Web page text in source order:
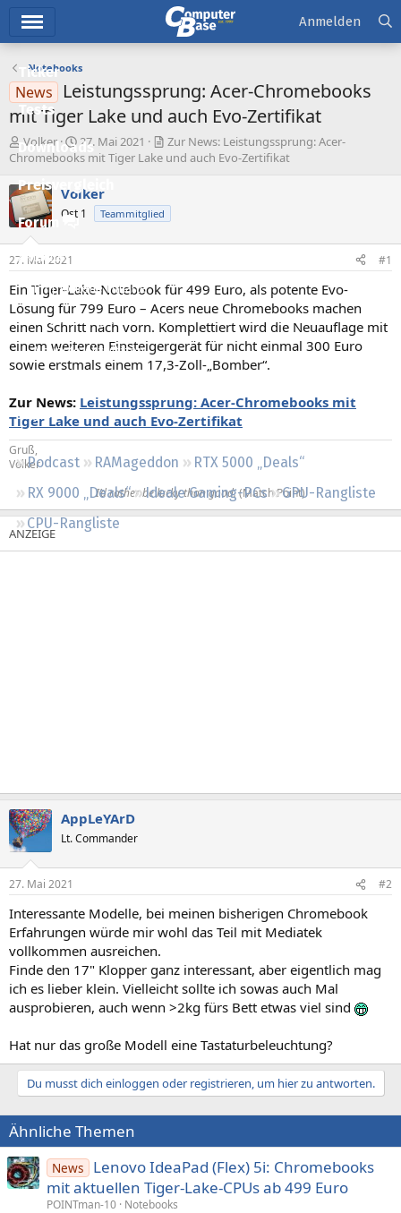
Ticker
Tests
Downloads
Preisvergleich
Forum
Aktuelles
Empfohlene Inhalte
Neue Beiträge
Neueste Aktivitäten
Regeln
Podcast RAMageddon
RTX 5000 „Deals“
RX 9000 „Deals“
Ideale Gaming-PCs
GPU-Rangliste
CPU-Rangliste
Anmelden
Notebooks
News
Leistungssprung: Acer-Chromebooks
mit Tiger Lake und auch Evo-Zertifikat
E
r
t
e
l
e
r
Volker
E
r
t
a
m
27. Mai 2021
Zur News: Leistungssprung: Acer-
Chromebooks mit Tiger Lake und auch Evo-Zertifikat
Volker
Ost 1 Teammitglied
27. Mai 2021 #1
Ein Tiger-Lake-Notebook für 499 Euro, als potente Evo-
Lösung für 799 Euro – Acers neue Chromebooks machen
einen Schritt nach vorn. Komplettiert wird die Neuauflage mit
einem weiteren Einsteigergerät für nicht einmal 300 Euro
sowie erstmals einem 17,3-Zoll-„Bomber“.
Zur News: Leistungssprung: Acer-Chromebooks mit
Tiger Lake und auch Evo-Zertifikat
Gruß,
Volker
I’d rather be lucky than good.(Match Point)​
AppLeYArD
Lt. Commander
27. Mai 2021 #2
Interessante Modelle, bei meinen bisherigen Chromebook
Erfahrungen würde mir wohl das Teil mit Mediatek
vollkommen ausreichen.
Finde den 17" Klopper ganz interessant, aber eigentlich mag
ich es lieber klein. Vielleicht sollte ich sowas auch Mal
ausprobieren, auch wenn >2kg fürs Bett etwas viel sind
Hat nur das große Modell eine Tastaturbeleuchtung?
Du musst dich einloggen oder registrieren, um hier zu antworten.
Ähnliche Themen
News
Lenovo IdeaPad (Flex) 5i: Chromebooks
mit aktuellen Tiger-Lake-CPUs ab 499 Euro
POINTman-10 Notebooks